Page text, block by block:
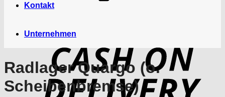
Kontakt
Unternehmen
Radlager Quargo (o.
Scheibenbremse)